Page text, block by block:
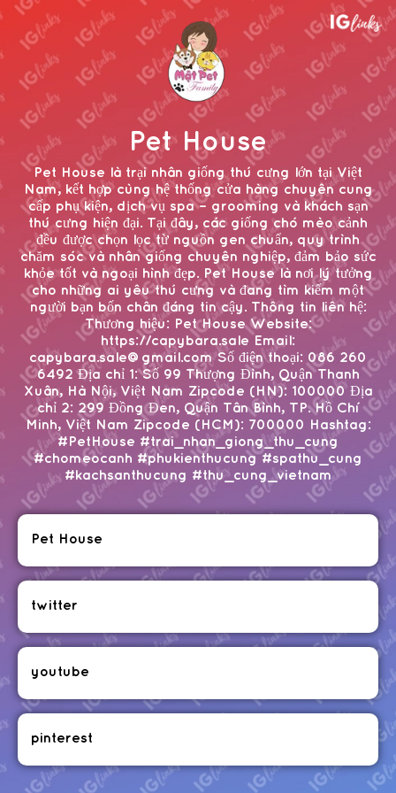
Pet House
Pet House là trại nhân giống thú cưng lớn tại Việt
Nam, kết hợp cùng hệ thống cửa hàng chuyên cung
cấp phụ kiện, dịch vụ spa – grooming và khách sạn
thú cưng hiện đại. Tại đây, các giống chó mèo cảnh
đều được chọn lọc từ nguồn gen chuẩn, quy trình
chăm sóc và nhân giống chuyên nghiệp, đảm bảo sức
khỏe tốt và ngoại hình đẹp. Pet House là nơi lý tưởng
cho những ai yêu thú cưng và đang tìm kiếm một
người bạn bốn chân đáng tin cậy. Thông tin liên hệ:
Thương hiệu: Pet House Website:
https://capybara.sale Email:
capybara.sale@gmail.com Số điện thoại: 086 260
6492 Địa chỉ 1: Số 99 Thượng Đình, Quận Thanh
Xuân, Hà Nội, Việt Nam Zipcode (HN): 100000 Địa
chỉ 2: 299 Đồng Đen, Quận Tân Bình, TP. Hồ Chí
Minh, Việt Nam Zipcode (HCM): 700000 Hashtag:
#PetHouse #trai_nhan_giong_thu_cung
#chomeocanh #phukienthucung #spathu_cung
#kachsanthucung #thu_cung_vietnam
Pet House
twitter
youtube
pinterest